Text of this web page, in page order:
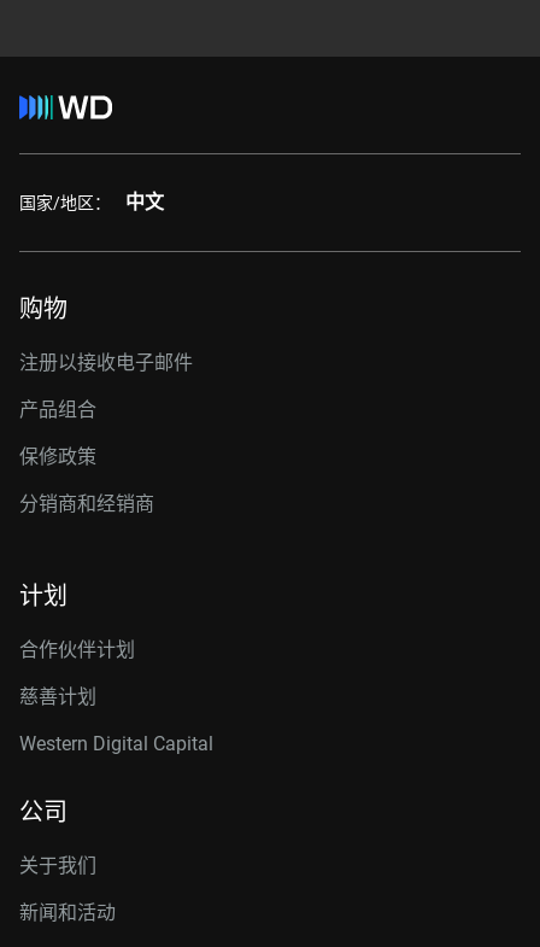
国家/地区： 中文
购物
注册以接收电子邮件
产品组合
保修政策
分销商和经销商
计划
合作伙伴计划
慈善计划
Western Digital Capital
公司
关于我们
新闻和活动